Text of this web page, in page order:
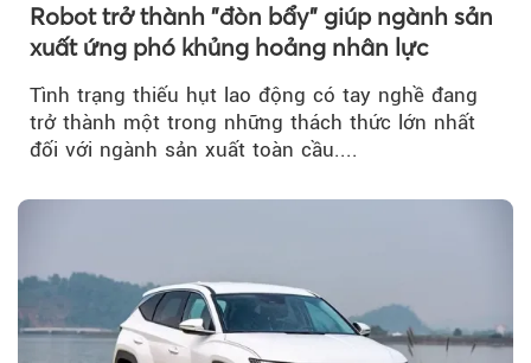
Robot trở thành "đòn bẩy" giúp ngành sản
xuất ứng phó khủng hoảng nhân lực
Tình trạng thiếu hụt lao động có tay nghề đang
trở thành một trong những thách thức lớn nhất
đối với ngành sản xuất toàn cầu....